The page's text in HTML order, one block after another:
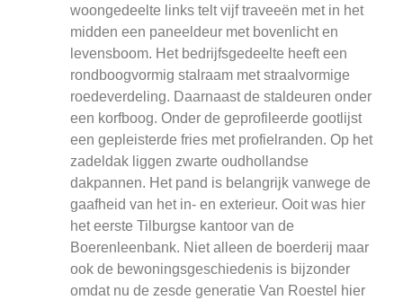
woongedeelte links telt vijf traveeën met in het
midden een paneeldeur met bovenlicht en
levensboom. Het bedrijfsgedeelte heeft een
rondboogvormig stalraam met straalvormige
roedeverdeling. Daarnaast de staldeuren onder
een korfboog. Onder de geprofileerde gootlijst
een gepleisterde fries met profielranden. Op het
zadeldak liggen zwarte oudhollandse
dakpannen. Het pand is belangrijk vanwege de
gaafheid van het in- en exterieur. Ooit was hier
het eerste Tilburgse kantoor van de
Boerenleenbank. Niet alleen de boerderij maar
ook de bewoningsgeschiedenis is bijzonder
omdat nu de zesde generatie Van Roestel hier